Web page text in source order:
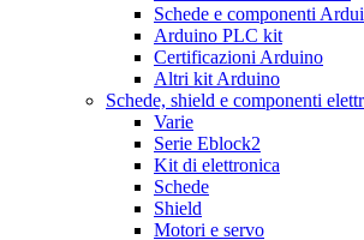
Schede e componenti
Arduino PLC kit
Certificazioni Arduino
Altri kit Arduino
Schede, shield e componenti
Varie
Serie Eblock2
Kit di elettronica
Schede
Shield
Motori e servo